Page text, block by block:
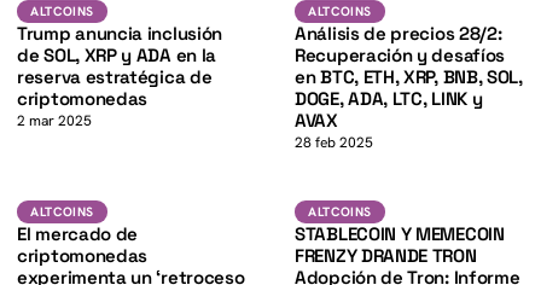
ALTCOINS
ALTCOINS
Trump anuncia inclusión
de SOL, XRP y ADA en la
reserva estratégica de
criptomonedas
2 mar 2025
ALTCOINS
ALTCOINS
Análisis de precios 28/2:
Recuperación y desafíos
en BTC, ETH, XRP, BNB, SOL,
DOGE, ADA, LTC, LINK y
AVAX
28 feb 2025
Altcoins
K
ALTCOINS
El mercado de
criptomonedas
experimenta un ‘retroceso
ALTCOINS TRX
ALTCOINS
STABLECOIN Y MEMECOIN
FRENZY DRANDE TRON
Adopción de Tron: Informe